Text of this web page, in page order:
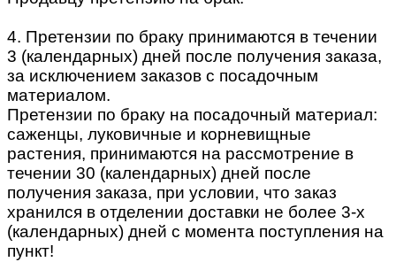
4. Претензии по браку принимаются в течении
3 (календарных) дней после получения заказа,
за исключением заказов с посадочным
материалом.
Претензии по браку на посадочный материал:
саженцы, луковичные и корневищные
растения, принимаются на рассмотрение в
течении 30 (календарных) дней после
получения заказа, при условии, что заказ
хранился в отделении доставки не более 3-х
(календарных) дней с момента поступления на
пункт!